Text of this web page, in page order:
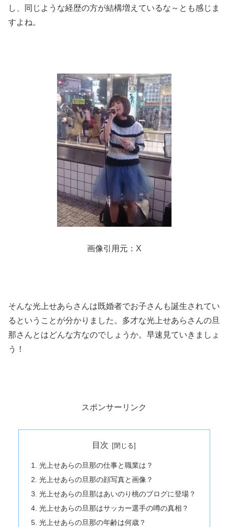
し、同じような経歴の方が結構増えているな～とも感じま
すよね。
画像引用元：X
そんな光上せあらさんは既婚者でお子さんも誕生されてい
るということが分かりました。多才な光上せあらさんの旦
那さんとはどんな方なのでしょうか。早速見ていきましょ
う！
スポンサーリンク
目次
光上せあらの旦那の仕事と職業は？
光上せあらの旦那の顔写真と画像？
光上せあらの旦那はあいのり桃のブログに登場？
光上せあらの旦那はサッカー選手の噂の真相？
光上せあらの旦那の年齢は何歳？